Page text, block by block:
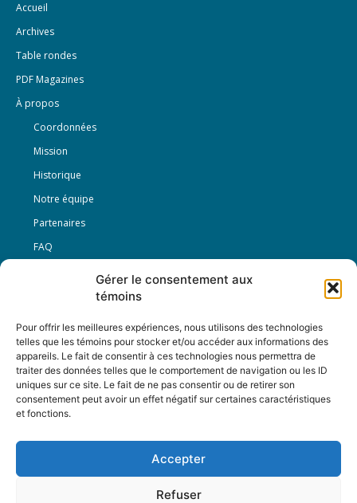
Gérer le consentement aux
témoins
Pour offrir les meilleures expériences, nous utilisons des technologies
telles que les témoins pour stocker et/ou accéder aux informations des
appareils. Le fait de consentir à ces technologies nous permettra de
traiter des données telles que le comportement de navigation ou les ID
uniques sur ce site. Le fait de ne pas consentir ou de retirer son
consentement peut avoir un effet négatif sur certaines caractéristiques
et fonctions.
Accepter
Refuser
Accueil
Archives
Table rondes
PDF Magazines
À propos
Coordonnées
Mission
Historique
Notre équipe
Partenaires
FAQ
Conditions générales
Nous Suivre
Contactez-nous :
12-3894 rue Sainte-Catherine Est,